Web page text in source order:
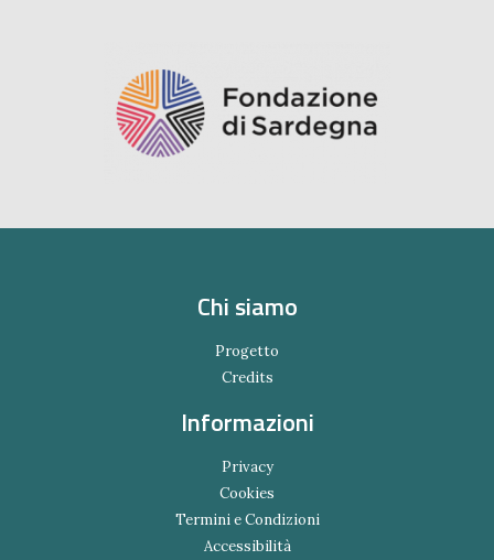
Chi siamo
Progetto
Credits
Informazioni
Privacy
Cookies
Termini e Condizioni
Accessibilità